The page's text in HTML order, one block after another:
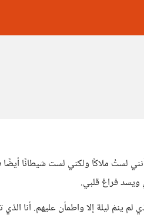
لستُ ملاكًا ولكني لست شيطانًا
ويسد فراغ قلبي.
لم ينمْ ليلة إلا واطمأن عليهم.